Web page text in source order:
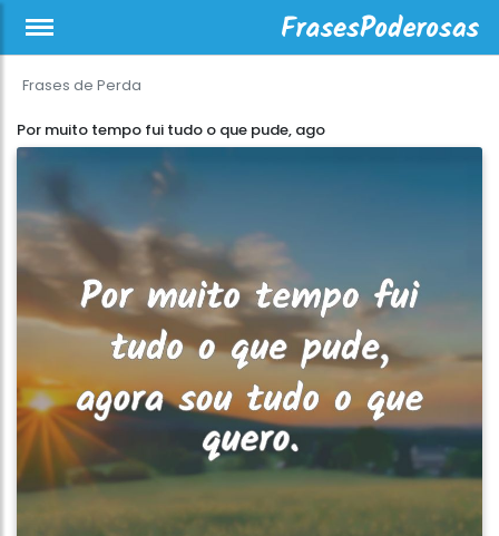
Frases de Perda
Por muito tempo fui tudo o que pude, ago